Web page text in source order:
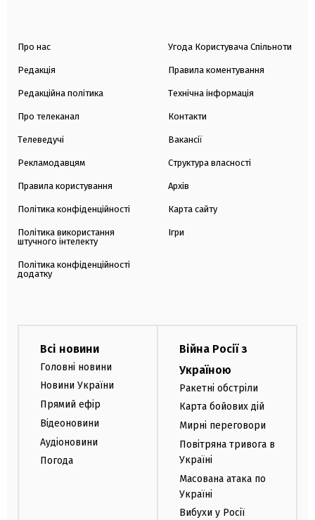
Про нас
Редакція
Редакційна політика
Про телеканал
Телеведучі
Рекламодавцям
Правила користування
Політика конфіденційності
Політика використання
штучного інтелекту
Політика конфіденційності
додатку
Угода Користувача Спільноти
Правила коментування
Технічна інформація
Контакти
Вакансії
Структура власності
Архів
Карта сайту
Ігри
Всі новини
Головні новини
Новини України
Прямий ефір
Відеоновини
Аудіоновини
Погода
Війна Росії з
Україною
Ракетні обстріли
Карта бойових дій
Мирні переговори
Повітряна тривога в
Україні
Масована атака по
Україні
Вибухи у Росії